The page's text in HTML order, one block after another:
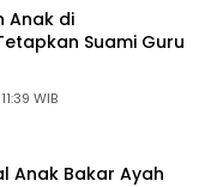
Anak di
Suami Guru
WIB
Anak Bakar Ayah